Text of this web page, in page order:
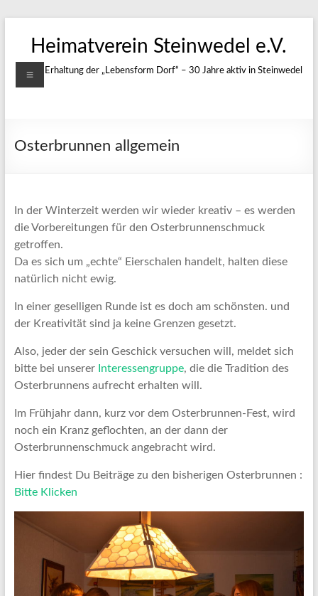
Inhalt
springenHeimatverein Steinwedel e.V.
Für die Erhaltung der „Lebensform Dorf“ – 30 Jahre aktiv in Steinwedel
Menü
Osterbrunnen allgemein
In der Winterzeit werden wir wieder kreativ – es werden
die Vorbereitungen für den Osterbrunnenschmuck
getroffen.
Da es sich um „echte“ Eierschalen handelt, halten diese
natürlich nicht ewig.
In einer geselligen Runde ist es doch am schönsten. und
der Kreativität sind ja keine Grenzen gesetzt.
Also, jeder der sein Geschick versuchen will, meldet sich
bitte bei unserer Interessengruppe, die die Tradition des
Osterbrunnens aufrecht erhalten will.
Im Frühjahr dann, kurz vor dem Osterbrunnen-Fest, wird
noch ein Kranz geflochten, an der dann der
Osterbrunnenschmuck angebracht wird.
Hier findest Du Beiträge zu den bisherigen Osterbrunnen :
Bitte Klicken